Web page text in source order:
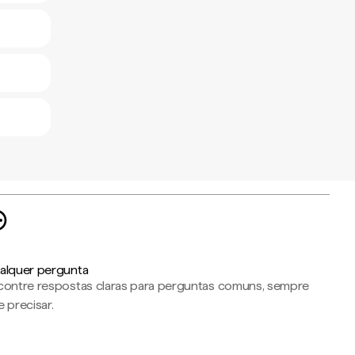
pergunta
respostas claras para perguntas comuns, sempre
precisar.